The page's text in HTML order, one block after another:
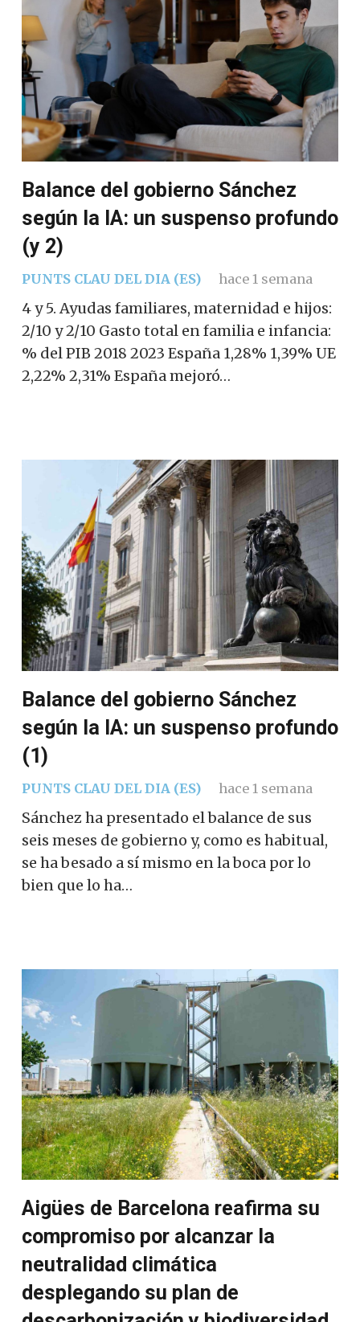
Balance del gobierno Sánchez
según la IA: un suspenso profundo
(y 2)
PUNTS CLAU DEL DIA (ES) hace 1 semana
4 y 5. Ayudas familiares, maternidad e hijos:
2/10 y 2/10 Gasto total en familia e infancia:
% del PIB 2018 2023 España 1,28% 1,39% UE
2,22% 2,31% España mejoró…
Balance del gobierno Sánchez
según la IA: un suspenso profundo
(1)
PUNTS CLAU DEL DIA (ES) hace 1 semana
Sánchez ha presentado el balance de sus
seis meses de gobierno y, como es habitual,
se ha besado a sí mismo en la boca por lo
bien que lo ha…
Aigües de Barcelona reafirma su
compromiso por alcanzar la
neutralidad climática
desplegando su plan de